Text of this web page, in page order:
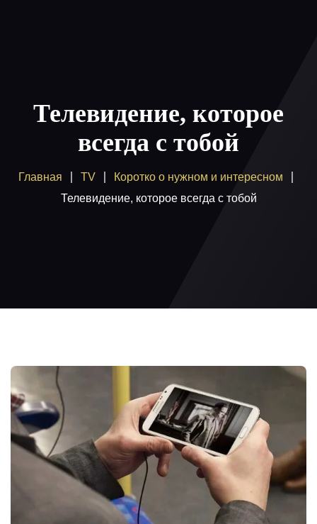
Как смотреть
Купить
Помощь
Телевидение, которое
всегда с тобой
Главная TV
Коротко о нужном и интересном
Телевидение, которое всегда с тобой